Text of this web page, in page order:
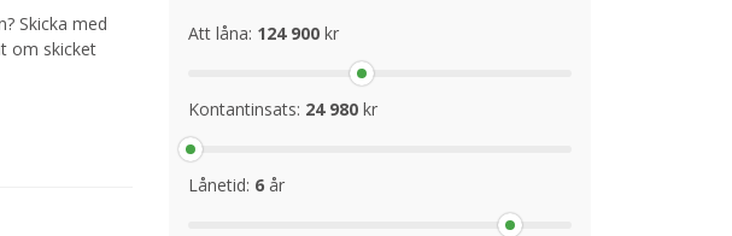
Skicka med
om skicket
Att låna: 124 900 kr
Kontantinsats: 24 980 kr
Lånetid: 6 år